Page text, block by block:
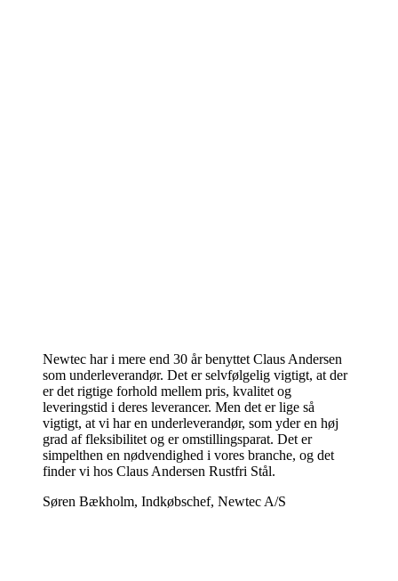
Newtec har i mere end 30 år benyttet Claus Andersen
som underleverandør. Det er selvfølgelig vigtigt, at der
er det rigtige forhold mellem pris, kvalitet og
leveringstid i deres leverancer. Men det er lige så
vigtigt, at vi har en underleverandør, som yder en høj
grad af fleksibilitet og er omstillingsparat. Det er
simpelthen en nødvendighed i vores branche, og det
finder vi hos Claus Andersen Rustfri Stål.
Søren Bækholm, Indkøbschef, Newtec A/S